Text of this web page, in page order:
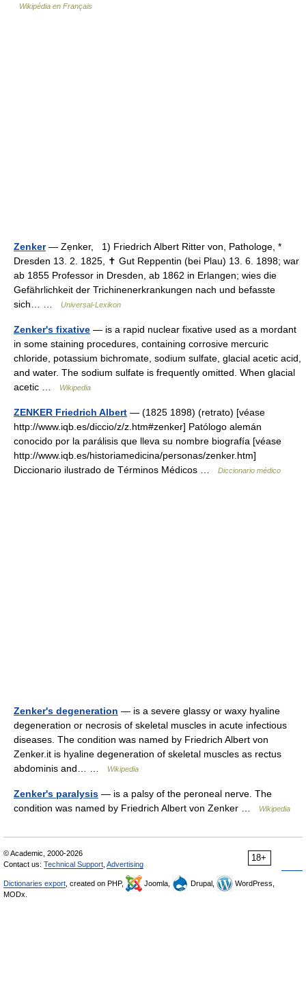
Wikipédia en Français
Zenker— Zẹnker, 1) Friedrich Albert Ritter von, Pathologe, *
Dresden 13. 2. 1825, ✝ Gut Reppentin (bei Plau) 13. 6. 1898; war
ab 1855 Professor in Dresden, ab 1862 in Erlangen; wies die
Gefährlichkeit der Trichinenerkrankungen nach und befasste
sich… …
Universal-Lexikon
Zenker's fixative — is a rapid nuclear fixative used as a mordant
in some staining procedures, containing corrosive mercuric
chloride, potassium bichromate, sodium sulfate, glacial acetic acid,
and water. The sodium sulfate is frequently omitted. When glacial
acetic …
Wikipedia
ZENKER Friedrich Albert — (1825 1898) (retrato) [véase
http://www.iqb.es/diccio/z/z.htm#zenker] Patólogo alemán
conocido por la parálisis que lleva su nombre biografía [véase
http://www.iqb.es/historiamedicina/personas/zenker.htm]
Diccionario ilustrado de Términos Médicos …
Diccionario médico
Zenker's degeneration — is a severe glassy or waxy hyaline
degeneration or necrosis of skeletal muscles in acute infectious
diseases. The condition was named by Friedrich Albert von
Zenker.it is hyaline degeneration of skeletal muscles as rectus
abdominis and… …
Wikipedia
Zenker's paralysis — is a palsy of the peroneal nerve. The
condition was named by Friedrich Albert von Zenker …
Wikipedia
18+
© Academic, 2000-2026
Contact us: Technical Support Advertising
Dictionaries export , created on PHP, Joomla, Drupal,
WordPress,
MODx.